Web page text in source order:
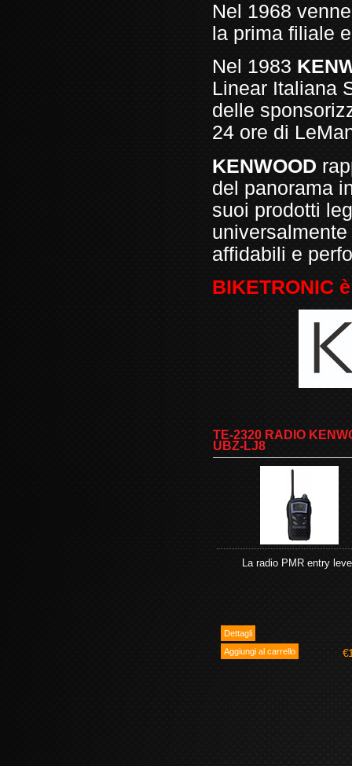
Nel 1968
la prima filiale
Nel 1983
Linear Italiana
delle
24 ore di
KENWOOD
del panorama
suoi prodotti
affidabili e
BIKETRONIC
TE-2320 RADIO
UBZ-LJ8
La radio PMR entry